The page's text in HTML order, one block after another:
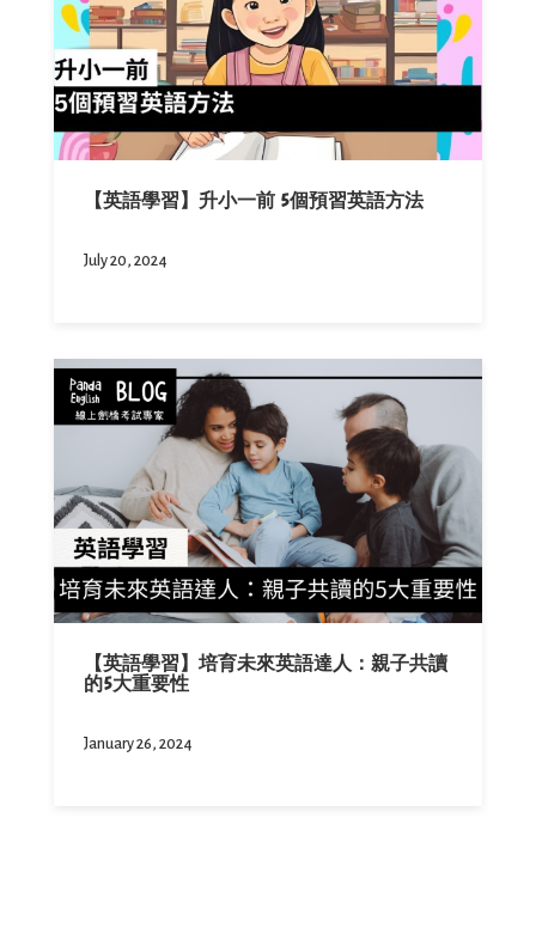
【英語學習】升小一前 5個預習英語方法
July 20, 2024
【英語學習】培育未來英語達人：親子共讀
的5大重要性
January 26, 2024